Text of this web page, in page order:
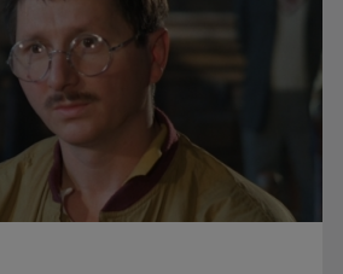
Anghel – a patra cea mai votată